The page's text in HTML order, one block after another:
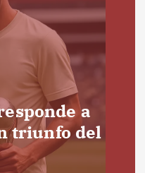
a
triunfo del